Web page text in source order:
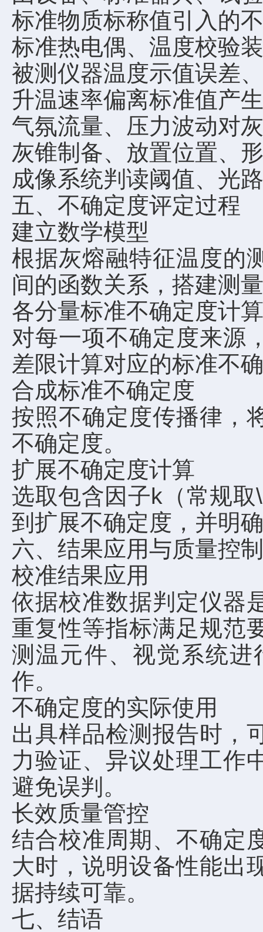
标准物质标称值引入的
标准热电偶、温度校验
被测仪器温度示值误差
升温速率偏离标准值产
气氛流量、压力波动对
灰锥制备、放置位置、
成像系统判读阈值、光
五、不确定度评定过程
建立数学模型
根据灰熔融特征温度的
间的函数关系，搭建测
各分量标准不确定度计
对每一项不确定度来源
差限计算对应的标准不
合成标准不确定度
按照不确定度传播律，
不确定度。
扩展不确定度计算
选取包含因子k（常规
到扩展不确定度，并明
六、结果应用与质量控
校准结果应用
依据校准数据判定仪器
重复性等指标满足规范
测温元件、视觉系统
作。
不确定度的实际使用
出具样品检测报告时，
力验证、异议处理工作
避免误判。
长效质量管控
结合校准周期、不确定
大时，说明设备性能出
据持续可靠。
七、结语